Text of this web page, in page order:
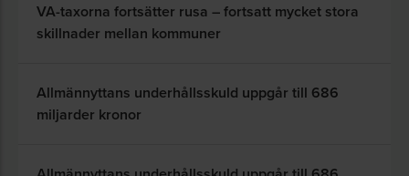
VA-taxorna fortsätter rusa – fortsatt mycket stora
skillnader mellan kommuner
Allmännyttans underhållsskuld uppgår till 686
miljarder kronor